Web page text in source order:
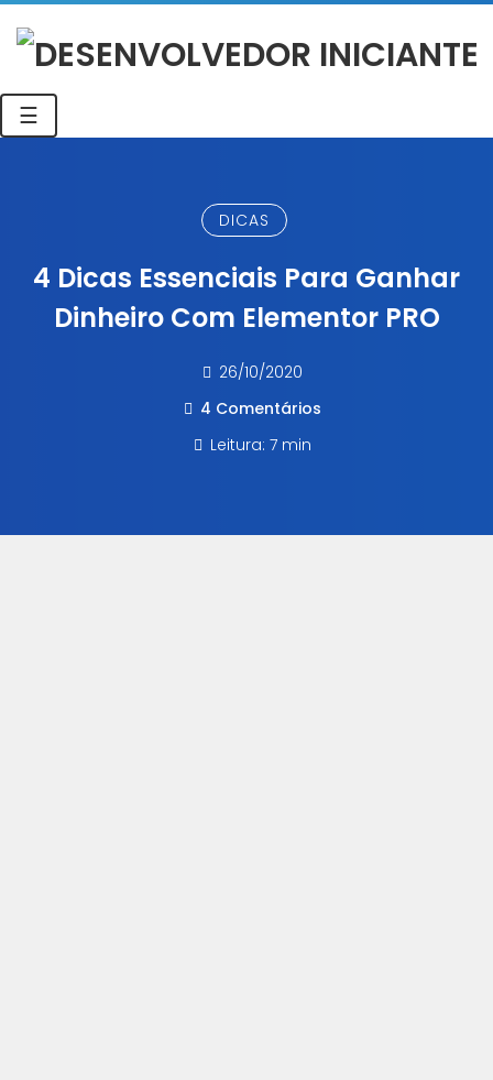
☰
DICAS
4 Dicas Essenciais Para Ganhar
Dinheiro Com Elementor PRO
26/10/2020
4 Comentários
Leitura: 7 min